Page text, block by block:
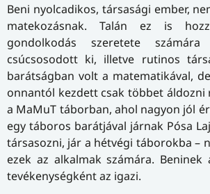
Beni nyolcadikos, társasági ember,
matekozásnak. Talán ez is
gondolkodás szeretete
csúcsosodott ki, illetve rutinos
barátságban volt a matematikával,
onnantól kezdett csak többet áldozni
a MaMuT táborban, ahol nagyon jól
egy táboros barátjával járnak Pósa
társasozni, jár a hétvégi táborokba –
ezek az alkalmak számára.
tevékenységként az igazi.